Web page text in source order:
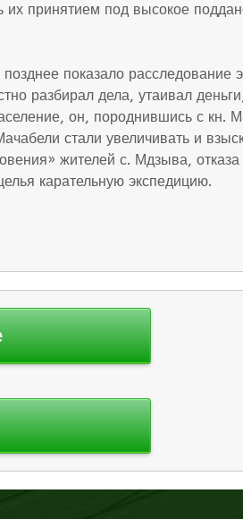
принятием под высокое
показало расследование
разбирал дела, утаивал
он, породнившись с кн.
стали увеличивать и
жителей с. Мдзыва,
карательную экспедицию.